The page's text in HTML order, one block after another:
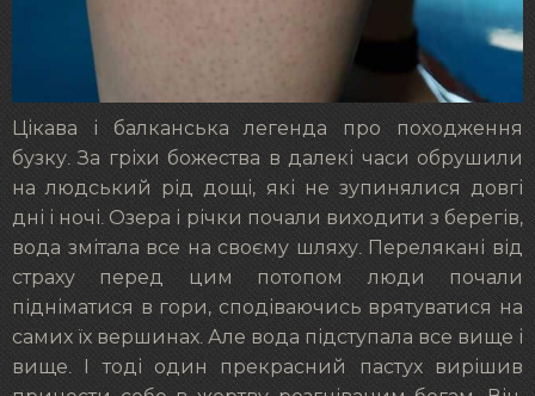
Цікава і балканська легенда про походження
бузку. За гріхи божества в далекі часи обрушили
на людський рід дощі, які не зупинялися довгі
дні і ночі. Озера і річки почали виходити з берегів,
вода змітала все на своєму шляху. Перелякані від
страху перед цим потопом люди почали
підніматися в гори, сподіваючись врятуватися на
самих їх вершинах. Але вода підступала все вище і
вище. І тоді один прекрасний пастух вирішив